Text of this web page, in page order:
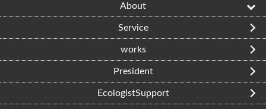
About
Service
works
President
EcologistSupport